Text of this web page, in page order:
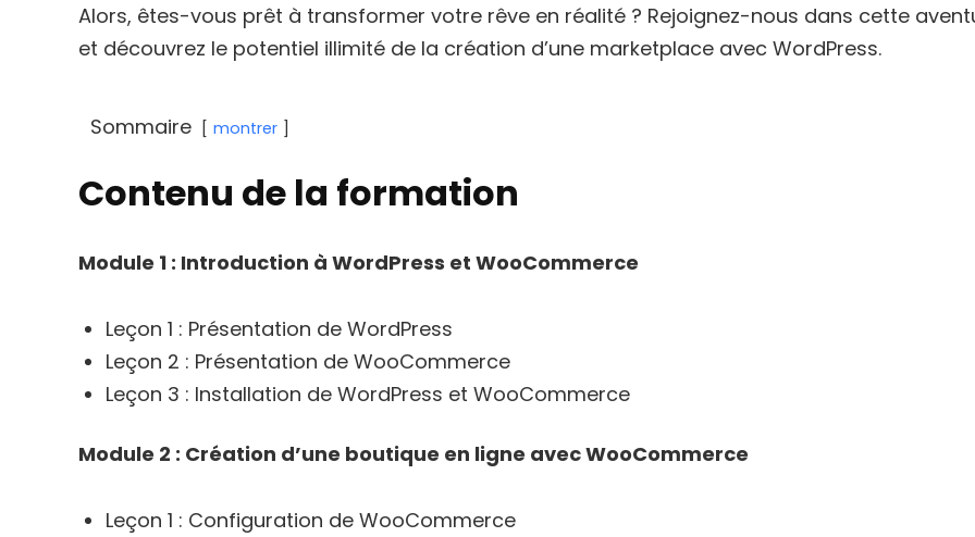
Alors, êtes-vous prêt à transformer votre rêve en réalité ? Rejoignez-nous dans cette
et découvrez le potentiel illimité de la création d’une marketplace avec WordPress.
Sommaire montrer
Contenu de la formation
Module 1 : Introduction à WordPress et WooCommerce
Leçon 1 : Présentation de WordPress
Leçon 2 : Présentation de WooCommerce
Leçon 3 : Installation de WordPress et WooCommerce
Module 2 : Création d’une boutique en ligne avec WooCommerce
Leçon 1 : Configuration de WooCommerce